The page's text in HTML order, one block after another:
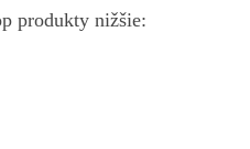
produkty nižšie: